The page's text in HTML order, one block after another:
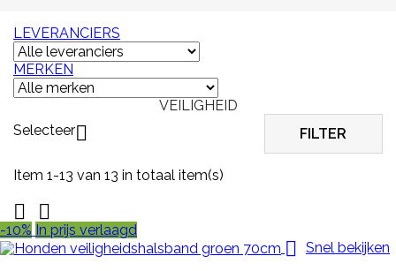
LEVERANCIERS
MERKEN
VEILIGHEID
Selecteer FILTER
Item 1-13 van 13 in totaal item(s)
 
-10% In prijs verlaagd
 Snel bekijken